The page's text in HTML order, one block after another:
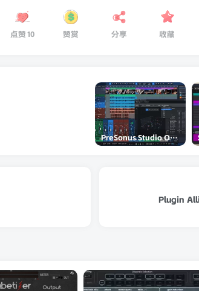
点赞 10 赞赏 分享 收藏
PreSonus Studio One Pro 7 v7.0.0 Incl Keygen-R2R
Plugin